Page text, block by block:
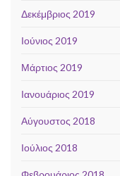
Δεκέμβριος 2019
Ιούνιος 2019
Μάρτιος 2019
Ιανουάριος 2019
Αύγουστος 2018
Ιούλιος 2018